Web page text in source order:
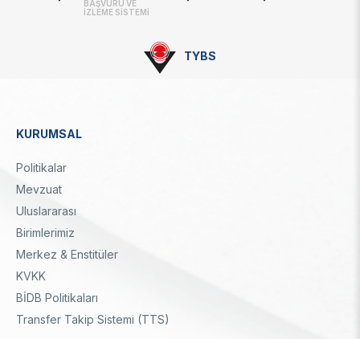
BAŞVURU VE
İZLEME SİSTEMİ
TYBS
Dipnot
KURUMSAL
Politikalar
Mevzuat
Uluslararası
Birimlerimiz
Merkez & Enstitüler
KVKK
BİDB Politikaları
Transfer Takip Sistemi (TTS)